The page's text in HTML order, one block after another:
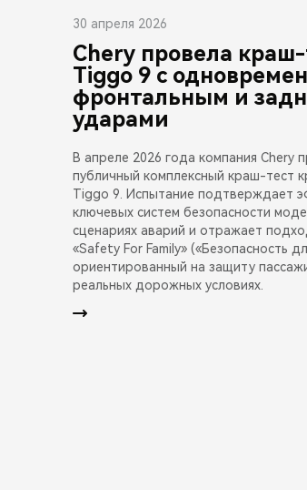
30 апреля 2026
Chery провела краш-
Tiggo 9 с
фронтальным и
ударами
В апреле 2026 года компания Chery
публичный комплексный краш-тест
Tiggo 9. Испытание подтверждает
ключевых систем безопасности
сценариях аварий и отражает
«Safety For Family» («Безопасность
ориентированный на защиту
реальных дорожных условиях.